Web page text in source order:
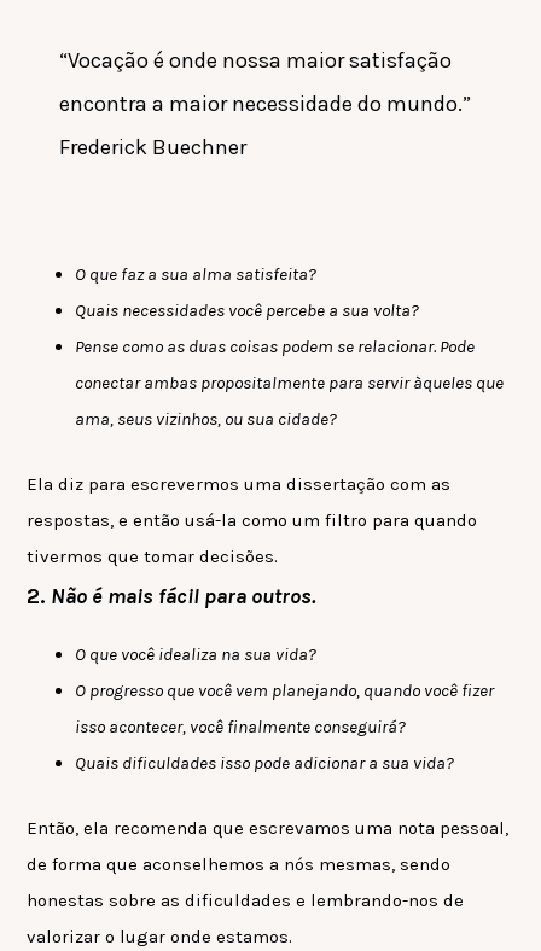
“Vocação é onde nossa maior satisfação
encontra a maior necessidade do mundo.”
Frederick Buechner
O que faz a sua alma satisfeita?
Quais necessidades você percebe a sua volta?
Pense como as duas coisas podem se relacionar. Pode
conectar ambas propositalmente para servir àqueles que
ama, seus vizinhos, ou sua cidade?
Ela diz para escrevermos uma dissertação com as
respostas, e então usá-la como um filtro para quando
tivermos que tomar decisões.
2. Não é mais fácil para outros.
O que você idealiza na sua vida?
O progresso que você vem planejando, quando você fizer
isso acontecer, você finalmente conseguirá?
Quais dificuldades isso pode adicionar a sua vida?
Então, ela recomenda que escrevamos uma nota pessoal,
de forma que aconselhemos a nós mesmas, sendo
honestas sobre as dificuldades e lembrando-nos de
valorizar o lugar onde estamos.